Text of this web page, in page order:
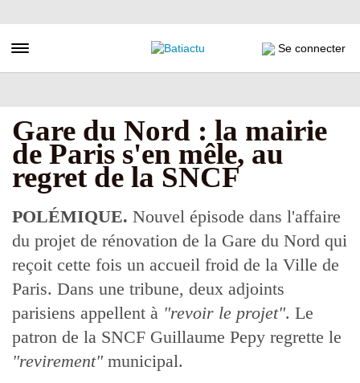
au
principal
Toggle navigation Se connecter
Gare du Nord : la mairie
de Paris s'en mêle, au
regret de la SNCF
POLÉMIQUE. Nouvel épisode dans l'affaire
du projet de rénovation de la Gare du Nord qui
reçoit cette fois un accueil froid de la Ville de
Paris. Dans une tribune, deux adjoints
parisiens appellent à "revoir le projet". Le
patron de la SNCF Guillaume Pepy regrette le
"revirement"municipal.